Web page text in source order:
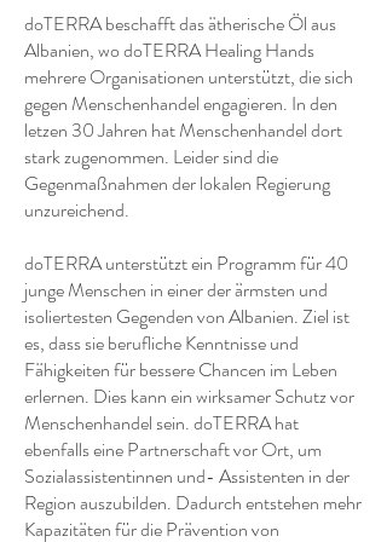
doTERRA beschafft das ätherische Öl aus
Albanien, wo doTERRA Healing Hands
mehrere Organisationen unterstützt, die sich
gegen Menschenhandel engagieren. In den
letzen 30 Jahren hat Menschenhandel dort
stark zugenommen. Leider sind die
Gegenmaßnahmen der lokalen Regierung
unzureichend.
doTERRA unterstützt ein Programm für 40
junge Menschen in einer der ärmsten und
isoliertesten Gegenden von Albanien. Ziel ist
es, dass sie berufliche Kenntnisse und
Fähigkeiten für bessere Chancen im Leben
erlernen. Dies kann ein wirksamer Schutz vor
Menschenhandel sein. doTERRA hat
ebenfalls eine Partnerschaft vor Ort, um
Sozialassistentinnen und- Assistenten in der
Region auszubilden. Dadurch entstehen mehr
Kapazitäten für die Prävention von